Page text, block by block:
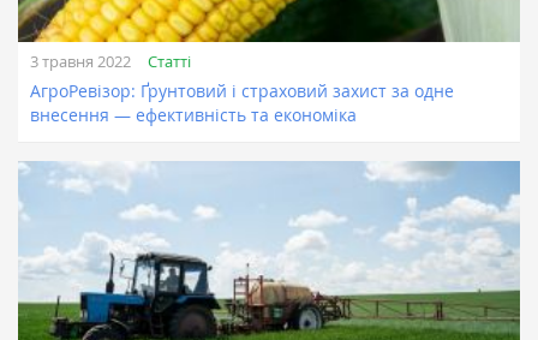
3 травня 2022 Статті
АгроРевізор: Ґрунтовий і страховий захист за одне
внесення — ефективність та економіка